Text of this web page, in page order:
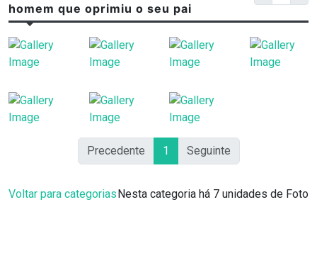
homem que oprimiu o seu pai
Precedente 1 Seguinte
Voltar para categoriasNesta categoria há 7 unidades de Foto